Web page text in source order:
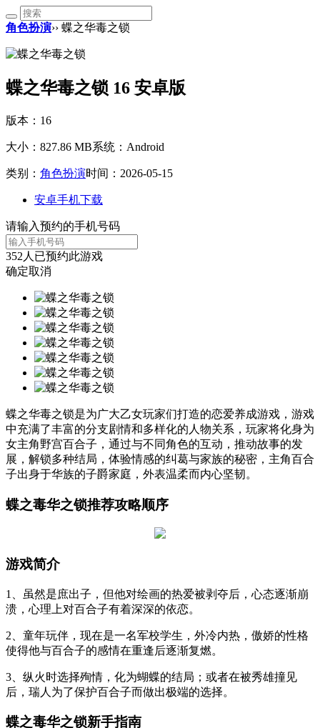
角色扮演›› 蝶之华毒之锁
蝶之华毒之锁 16 安卓版
版本：16
大小：827.86 MB系统：Android
类别： 角色扮演时间：2026-05-15
安卓手机下载
请输入预约的手机号码
352 人已预约此游戏
确定取消
蝶之华毒之锁是为广大乙女玩家们打造的恋爱养成游戏，游戏
中充满了丰富的分支剧情和多样化的人物关系，玩家将化身为
女主角野宫百合子，通过与不同角色的互动，推动故事的发
展，解锁多种结局，体验情感的纠葛与家族的秘密，主角百合
子出身于华族的子爵家庭，外表温柔而内心坚韧。
蝶之毒华之锁推荐攻略顺序
游戏简介
1、虽然是庶出子，但他对绘画的热爱被剥夺后，心态逐渐崩
溃，心理上对百合子有着深深的依恋。
2、童年玩伴，现在是一名军校学生，外冷内热，傲娇的性格
使得他与百合子的感情在重逢后逐渐复燃。
3、纵火时选择殉情，化为蝴蝶的结局；或者在被秀雄撞见
后，瑞人为了保护百合子而做出极端的选择。
蝶之毒华之锁新手指南